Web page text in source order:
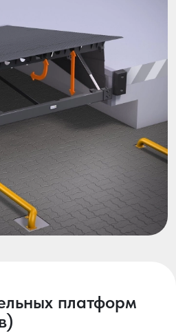
платформ